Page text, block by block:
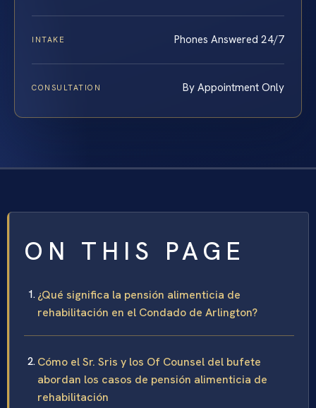
INTAKE Phones Answered 24/7
CONSULTATION By Appointment Only
ON THIS PAGE
¿Qué significa la pensión alimenticia de
rehabilitación en el Condado de Arlington?
Cómo el Sr. Sris y los Of Counsel del bufete
abordan los casos de pensión alimenticia de
rehabilitación